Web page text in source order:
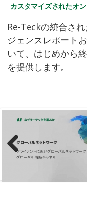
カスタマイズされたオ
Re-Teckの統合さ
ジェンスレポート
いて、はじめから
を提供します。
Previous